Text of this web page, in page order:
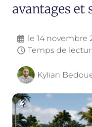
avantages et
le 14 novembre
Temps de
Kylian